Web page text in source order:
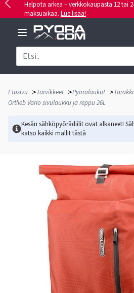
Helpota arkea – verkkokaupasta 12 tai
maksuaikaa. Lue lisää!
Etusivu >Tarvikkeet >Pyörälaukut >
Ortlieb Vario sivulaukku ja reppu 26L
Kesän sähköpyörädiilit ovat alkaneet!
katso kaikki mallittästä